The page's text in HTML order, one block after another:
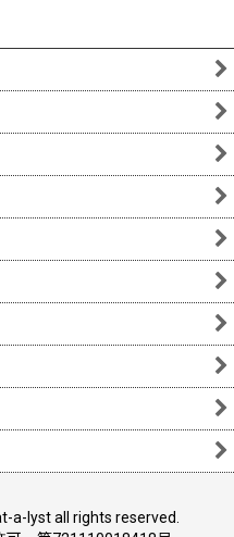
a-lyst all rights reserved.